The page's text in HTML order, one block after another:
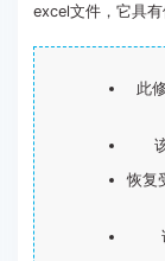
excel文件，它具有
此
恢复